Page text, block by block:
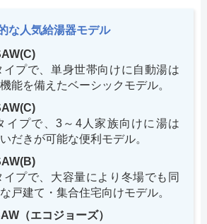
な人気給湯器モデル
イプで、単身世帯向けに自動湯は
能を備えたベーシックモデル。
イプで、3～4人家族向けに湯は
だきが可能な便利モデル。
イプで、大容量により冬場でも同
戸建て・集合住宅向けモデル。
（エコジョーズ）